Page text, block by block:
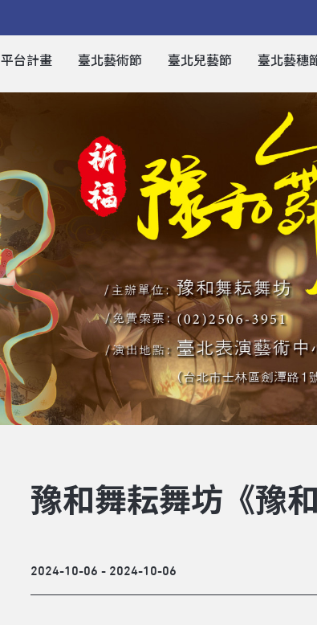
平台計畫 臺北藝術節 臺北兒藝節 臺北藝穗
豫和舞耘舞坊《豫
2024-10-06 - 2024-10-06